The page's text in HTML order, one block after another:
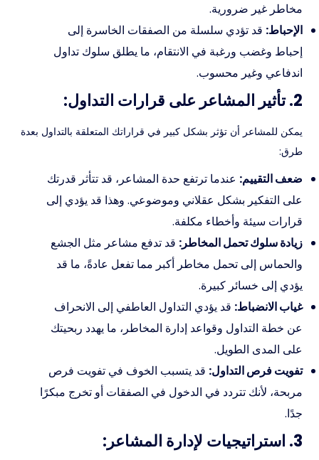
مخاطر غير ضرورية.
الإحباط: قد تؤدي سلسلة من الصفقات الخاسرة إلى
إحباط وغضب ورغبة في الانتقام، ما يطلق سلوك تداول
اندفاعي وغير محسوب.
2. تأثير المشاعر على قرارات التداول:
يمكن للمشاعر أن تؤثر بشكل كبير في قراراتك المتعلقة بالتداول بعدة
طرق:
ضعف التقييم: عندما ترتفع حدة المشاعر، قد تتأثر قدرتك
على التفكير بشكل عقلاني وموضوعي. وهذا قد يؤدي إلى
قرارات سيئة وأخطاء مكلفة.
زيادة سلوك تحمل المخاطر: قد تدفع مشاعر مثل الجشع
والحماس إلى تحمل مخاطر أكبر مما تفعل عادةً، ما قد
يؤدي إلى خسائر كبيرة.
غياب الانضباط: قد يؤدي التداول العاطفي إلى الانحراف
عن خطة التداول وقواعد إدارة المخاطر، ما يهدد ربحيتك
على المدى الطويل.
تفويت فرص التداول: قد يتسبب الخوف في تفويت فرص
مربحة، لأنك تتردد في الدخول في الصفقات أو تخرج مبكرًا
جدًا.
3. استراتيجيات لإدارة المشاعر: